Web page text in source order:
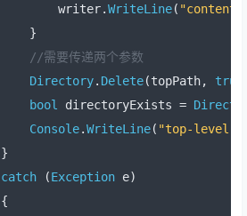
writer
.WriteLine( "content
}
//需要传递两个参数
Directory. Delete(topPath, true
bool
directoryExists =
Console.WriteLine( "top-level
}
catch
(Exception e)
{